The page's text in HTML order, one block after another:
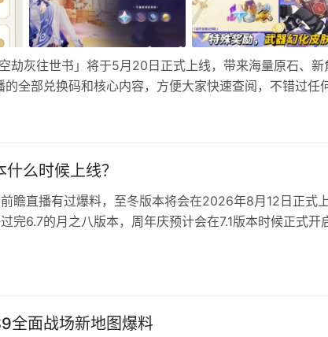
劫灰往世书」将于5月20日正式上线，带来海量原石、新
全部兑换码和核心内容，方便大家快速查阅，不错过任
么时候上线？
前瞻直播有过爆料，至冬版本将会在2026年8月12日正式
完6.7的月之八版本，周年庆预计会在7.1版本时候正式开
池五星新角色为冰属性木偶桑多涅，圣遗物套装影中沉凝
全面战场新地图爆料